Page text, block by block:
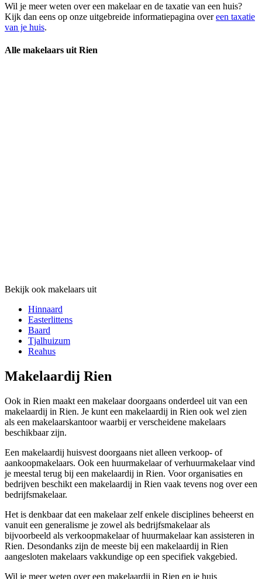
Wil je meer weten over een makelaar en de taxatie van een huis?
Kijk dan eens op onze uitgebreide informatiepagina overeen taxatie
van je huis.
Alle makelaars uit Rien
Bekijk ook makelaars uit
Hinnaard
Easterlittens
Baard
Tjalhuizum
Reahus
Makelaardij Rien
Ook in Rien maakt een makelaar doorgaans onderdeel uit van een
makelaardij in Rien. Je kunt een makelaardij in Rien ook wel zien
als een makelaarskantoor waarbij er verscheidene makelaars
beschikbaar zijn.
Een makelaardij huisvest doorgaans niet alleen verkoop- of
aankoopmakelaars. Ook een huurmakelaar of verhuurmakelaar vind
je meestal terug bij een makelaardij in Rien. Voor organisaties en
bedrijven beschikt een makelaardij in Rien vaak tevens nog over een
bedrijfsmakelaar.
Het is denkbaar dat een makelaar zelf enkele disciplines beheerst en
vanuit een generalisme je zowel als bedrijfsmakelaar als
bijvoorbeeld als verkoopmakelaar of huurmakelaar kan assisteren in
Rien. Desondanks zijn de meeste bij een makelaardij in Rien
aangesloten makelaars vakkundige op een specifiek vakgebied.
Wil je meer weten over een makelaardij in Rien en je huis